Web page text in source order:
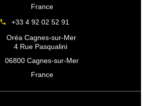
France
+33 4 92 02 52 91
Oréa Cagnes-sur-Mer
4 Rue Pasqualini
06800 Cagnes-sur-Mer
France